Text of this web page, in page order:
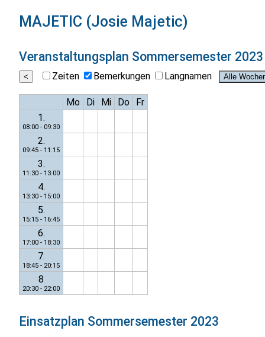
MAJETIC (Josie Majetic)
Veranstaltungsplan Sommersemester 2023
Zeiten Bemerkungen Langnamen
Mo Di Mi Do
Fr
1.
08:00 - 09:30
2.
09:45 - 11:15
3.
11:30 - 13:00
4.
13:30 - 15:00
5.
15:15 - 16:45
6.
17:00 - 18:30
7.
18:45 - 20:15
8
20:30 - 22:00
Einsatzplan Sommersemester 2023